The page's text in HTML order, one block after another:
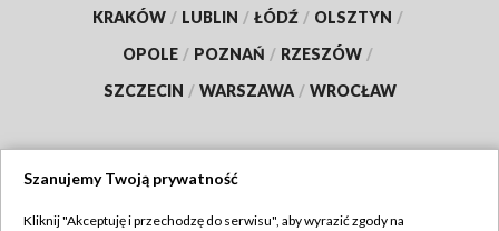
KRAKÓW / LUBLIN / ŁÓDŹ / OLSZTYN /
OPOLE / POZNAŃ / RZESZÓW /
SZCZECIN / WARSZAWA / WROCŁAW
Szanujemy Twoją prywatność
Kliknij "Akceptuję i przechodzę do serwisu", aby wyrazić zgody na